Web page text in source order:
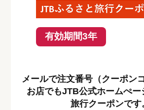
有効期間3年
メールで注文番号（クーポン
お店でもJTB公式ホームぺー
旅行クーポンです